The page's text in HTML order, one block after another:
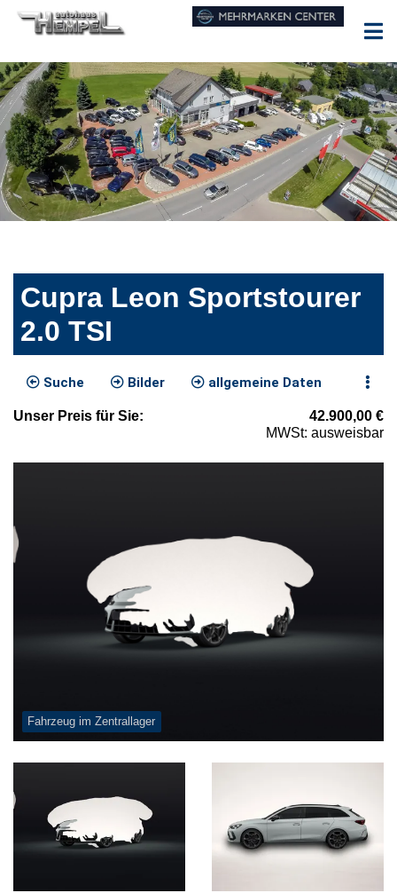
Cupra Leon Sportstourer
2.0 TSI
Suche Bilder allgemeine Daten
Unser Preis für Sie: 42.900,00 €
MWSt: ausweisbar
Fahrzeug im Zentrallager